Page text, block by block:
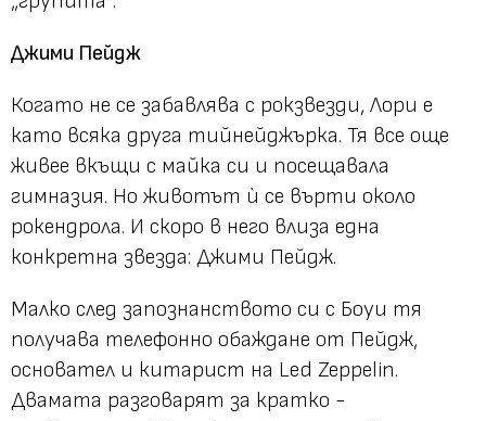
Джими Пейдж
Когато не се забавлява с рокзвезди, Лори е
като всяка друга тийнейджърка. Тя все още
живее вкъщи с майка си и посещавала
гимназия. Но животът ѝ се върти около
рокендрола. И скоро в него влиза една
конкретна звезда: Джими Пейдж.
Малко след запознанството си с Боуи тя
получава телефонно обаждане от Пейдж,
основател и китарист на Led Zeppelin.
Двамата разговарят за кратко -